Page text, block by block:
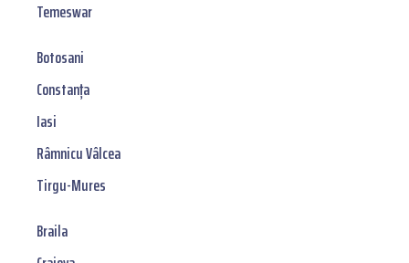
Temeswar
Botosani
Constanța
Iasi
Râmnicu Vâlcea
Tirgu-Mures
Braila